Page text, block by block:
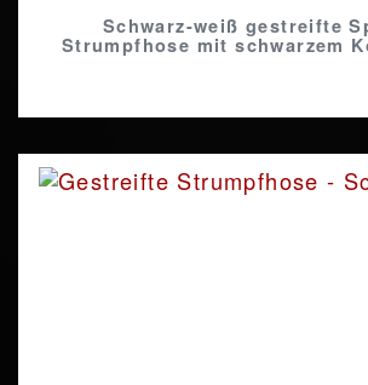
Schwarz-weiß gestreifte
Strumpfhose mit schwarzem